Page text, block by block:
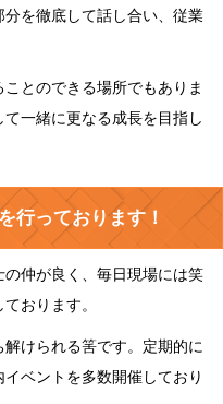
を徹底して話し合い、従業
とのできる場所でもありま
一緒に更なる成長を目指し
行っております！
仲が良く、毎日現場には笑
おります。
けられる筈です。定期的に
ベントを多数開催しており